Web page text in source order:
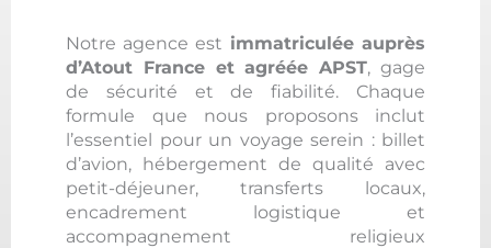
Notre agence est immatriculée auprès
d’Atout France et agréée APST, gage
de sécurité et de fiabilité. Chaque
formule que nous proposons inclut
l’essentiel pour un voyage serein : billet
d’avion, hébergement de qualité avec
petit-déjeuner, transferts locaux,
encadrement logistique et
accompagnement religieux